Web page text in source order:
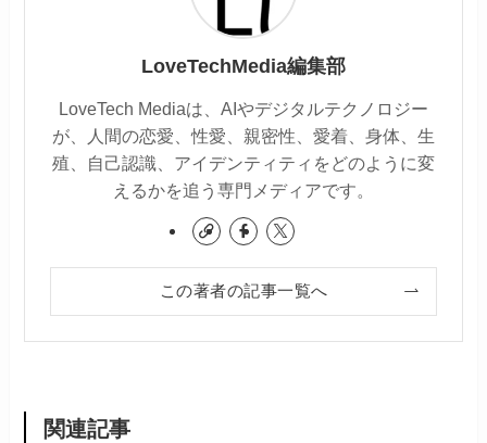
LoveTechMedia編集部
LoveTech Mediaは、AIやデジタルテクノロジー
が、人間の恋愛、性愛、親密性、愛着、身体、生
殖、自己認識、アイデンティティをどのように変
えるかを追う専門メディアです。
この著者の記事一覧へ
関連記事